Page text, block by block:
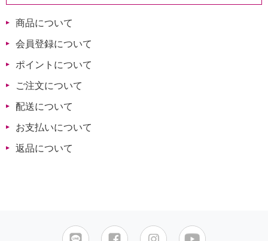
商品について
会員登録について
ポイントについて
ご注文について
配送について
お支払いについて
返品について